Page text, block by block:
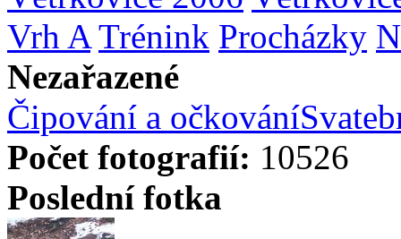
Vrh A Trénink Procházky
Nezařazené
Čipování a očkování
Počet fotografií: 10526
Poslední fotka